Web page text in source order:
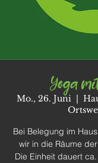
Yoga
Mo., 26. Juni
  |
Bei Belegung im
wir in die Räume
Die Einheit dauert